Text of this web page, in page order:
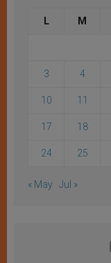
L M
3 4
10 11
17 18
24 25
« May Jul »